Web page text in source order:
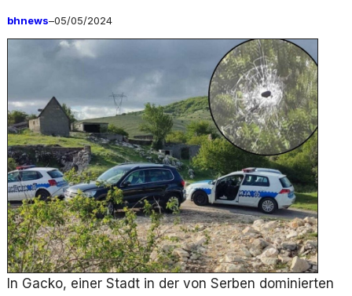
bhnews–05/05/2024
In Gacko, einer Stadt in der von Serben dominierten